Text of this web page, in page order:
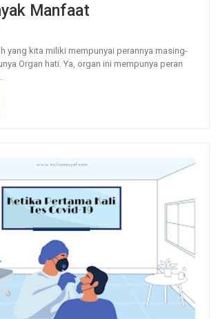
Manfaat
yang kita miliki mempunyai perannya masing-
Organ hati. Ya, organ ini mempunya peran